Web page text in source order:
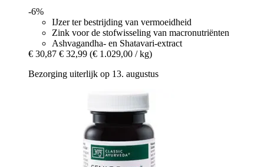
-6%
IJzer ter bestrijding van vermoeidheid
Zink voor de stofwisseling van macronutriënten
Ashvagandha- en Shatavari-extract
€ 30,87 € 32,99 (€ 1.029,00 / kg)
Bezorging uiterlijk op 13. augustus